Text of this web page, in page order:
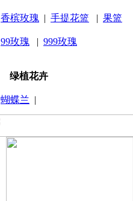
香槟玫瑰 | 手提花篮 | 果篮
99玫瑰 | 999玫瑰
绿植花卉
蝴蝶兰 |